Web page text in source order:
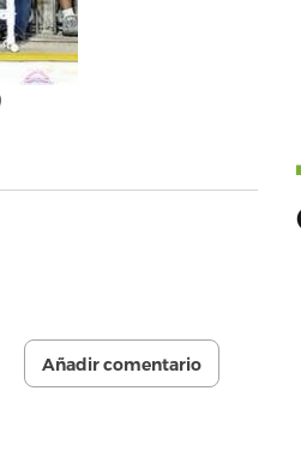
Añadir comentario